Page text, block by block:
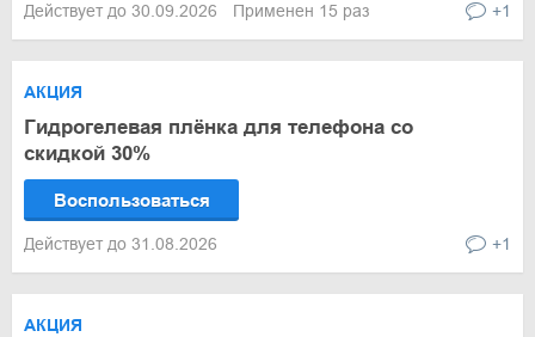
Действует до 30.09.2026 Применен 15 раз +1
АКЦИЯ
Гидрогелевая плёнка для телефона со
скидкой 30%
Воспользоваться
Действует до 31.08.2026 +1
АКЦИЯ